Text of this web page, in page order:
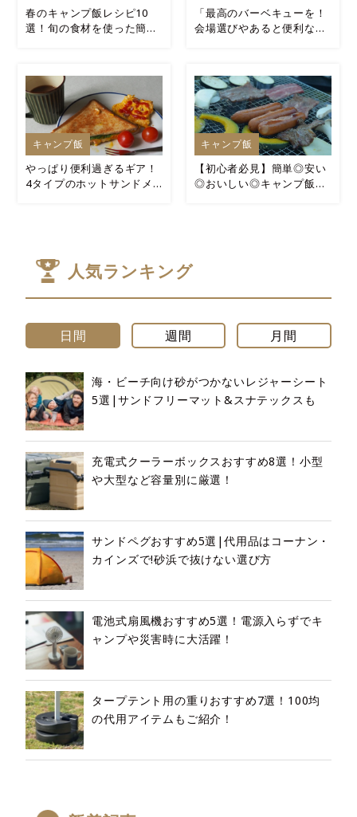
春のキャンプ飯レシピ10
選！旬の食材を使った簡単
「最高のバーベキューを！
会場選びやあると便利なア
キャンプ飯
やっぱり便利過ぎるギア！
4タイプのホットサンドメ
キャンプ飯
【初心者必見】簡単◎安い
◎おいしい◎キャンプ飯７
人気ランキング
日間 週間 月間
海・ビーチ向け砂がつかないレジャーシート
5選|サンドフリーマット&スナテックスも
充電式クーラーボックスおすすめ8選！小型
や大型など容量別に厳選！
サンドペグおすすめ5選|代用品はコーナン・
カインズで!砂浜で抜けない選び方
電池式扇風機おすすめ5選！電源入らずでキ
ャンプや災害時に大活躍！
タープテント用の重りおすすめ7選！100均
の代用アイテムもご紹介！